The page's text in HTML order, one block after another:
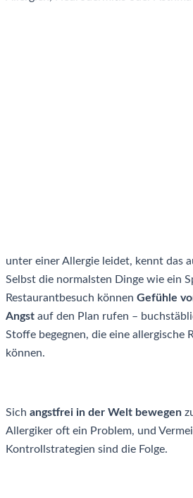
unter einer Allergie leidet, kennt das
Selbst die normalsten Dinge wie ein
Restaurantbesuch können Gefühle
Angst auf den Plan rufen –
Stoffe begegnen, die eine allergische
können.
Sich angstfrei in der Welt bewegen
Allergiker oft ein Problem, und
Kontrollstrategien sind die Folge.